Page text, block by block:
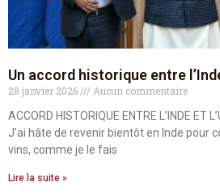
Un accord historique entre
28 janvier 2026
Aucun commentaire
ACCORD HISTORIQUE ENTRE L’INDE ET
J’ai hâte de revenir bientôt en Inde pour
vins, comme je le fais
Lire la suite »